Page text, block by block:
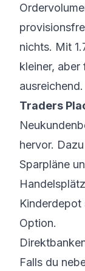
nichts. Mit
kleiner,
ausreichend.
Traders
hervor.
Sparpläne
Kinderdepot
Option.
Falls du